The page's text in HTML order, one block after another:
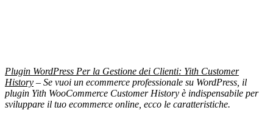
Plugin WordPress Per la Gestione dei Clienti: Yith Customer
History – Se vuoi un ecommerce professionale su WordPress, il
plugin Yith WooCommerce Customer History è indispensabile per
sviluppare il tuo ecommerce online, ecco le caratteristiche.